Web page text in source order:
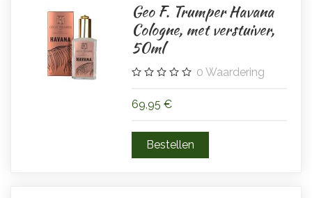
Geo F. Trumper Havana
Cologne, met verstuiver,
50ml
0 Waardering
69,95 €